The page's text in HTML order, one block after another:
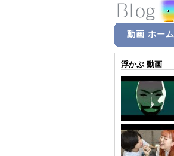
動画 ホーム
浮かぶ 動画